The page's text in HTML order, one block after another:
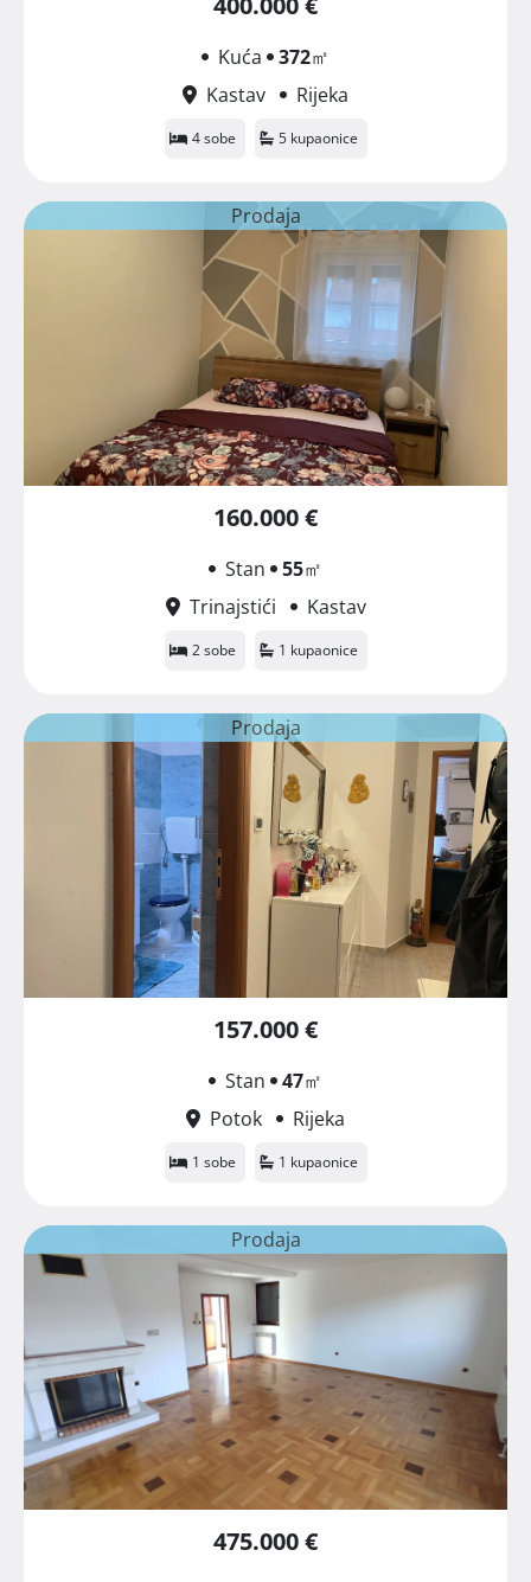
Kuća 372㎡
Kastav
Rijeka
4 sobe 5 kupaonice
Prodaja
160.000 €
Stan 55㎡
Trinajstići
Kastav
2 sobe 1 kupaonice
Prodaja
157.000 €
Stan 47㎡
Potok
Rijeka
1 sobe 1 kupaonice
Prodaja
475.000 €